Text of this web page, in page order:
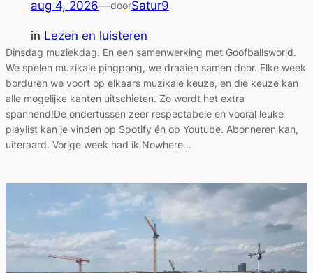
aug 4, 2026—doorSatur9
in Lezen en luisteren
Dinsdag muziekdag. En een samenwerking met Goofballsworld.
We spelen muzikale pingpong, we draaien samen door. Elke week
borduren we voort op elkaars muzikale keuze, en die keuze kan
alle mogelijke kanten uitschieten. Zo wordt het extra
spannend!De ondertussen zeer respectabele en vooral leuke
playlist kan je vinden op Spotify én op Youtube. Abonneren kan,
uiteraard. Vorige week had ik Nowhere…